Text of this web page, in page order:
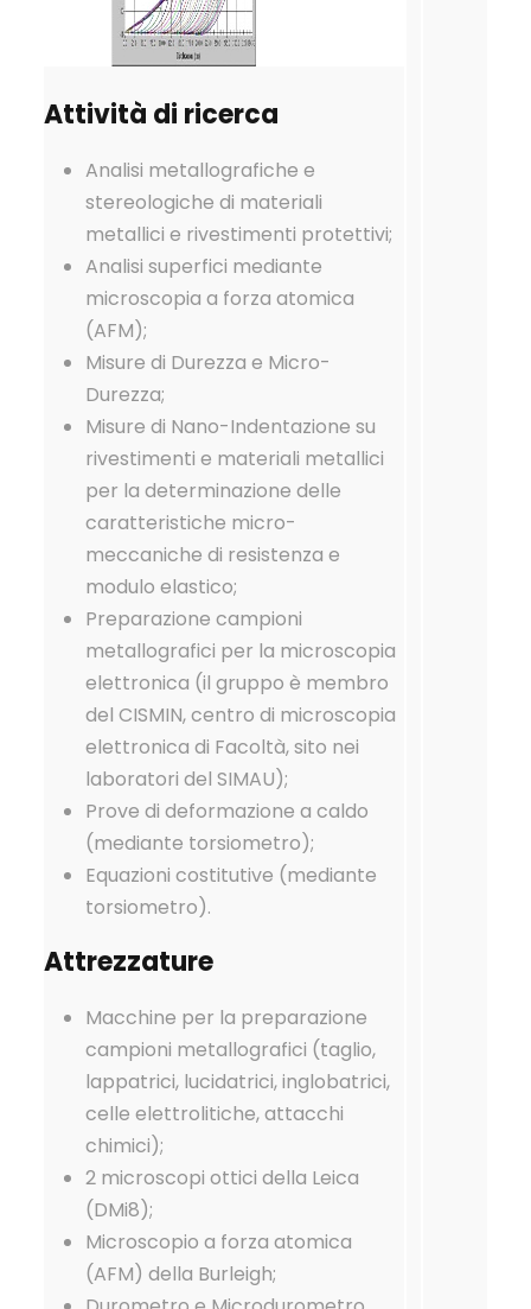
Attività di ricerca
Analisi metallografiche e
stereologiche di materiali
metallici e rivestimenti protettivi;
Analisi superfici mediante
microscopia a forza atomica
(AFM);
Misure di Durezza e Micro-
Durezza;
Misure di Nano-Indentazione su
rivestimenti e materiali metallici
per la determinazione delle
caratteristiche micro-
meccaniche di resistenza e
modulo elastico;
Preparazione campioni
metallografici per la microscopia
elettronica (il gruppo è membro
del CISMIN, centro di microscopia
elettronica di Facoltà, sito nei
laboratori del SIMAU);
Prove di deformazione a caldo
(mediante torsiometro);
Equazioni costitutive (mediante
torsiometro).
Attrezzature
Macchine per la preparazione
campioni metallografici (taglio,
lappatrici, lucidatrici, inglobatrici,
celle elettrolitiche, attacchi
chimici);
2 microscopi ottici della Leica
(DMi8);
Microscopio a forza atomica
(AFM) della Burleigh;